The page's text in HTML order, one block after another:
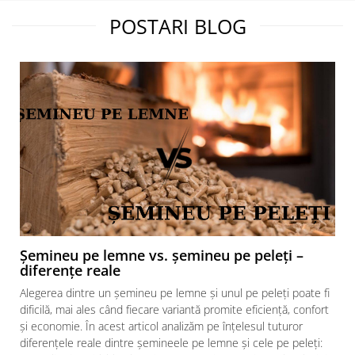
Tirajul necesar:
Racord admisie aer pentru
ardere:
100 mm
Distanta minima fata de un
perete care nu este inflamabil:
400 mm
Varianta focar:
Cu usa cu decor modern
Material exterior:
Otel
Suprafata incalzita:
60-80m2 (h = 2.5-2.8m) - in functie
de izolatia casei
Utilizare:
POSTARI BLOG
Șemineu pe lemne vs. șemineu pe peleți –
diferențe reale
Alegerea dintre un șemineu pe lemne și unul pe peleți poate fi
dificilă, mai ales când fiecare variantă promite eficiență, confort
și economie. În acest articol analizăm pe înțelesul tuturor
diferențele reale dintre șemineele pe lemne și cele pe peleți: